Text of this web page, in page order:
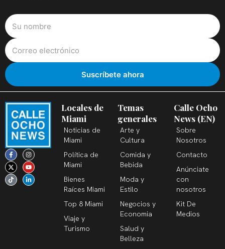
F
a
c
e
b
o
o
I
n
s
t
a
g
r
X
-
t
w
i
t
t
Y
o
u
t
u
b
e
T
i
k
t
o
k
L
i
n
k
e
d
i
Locales de
Miami
Noticias de
Miami
Política de
Miami
Bienes
Raíces Miami
Top 8 Miami
Viaje y
Turismo
Temas
generales
Arte y
Cultura
Comida y
Bebida
Moda y
Estilo
Negocios y
Economia
Salud y
Belleza
Calle Ocho
News (EN)
Sobre
Nosotros
Contacto
Anúnciate
con
nosotros
Kit De
Medios